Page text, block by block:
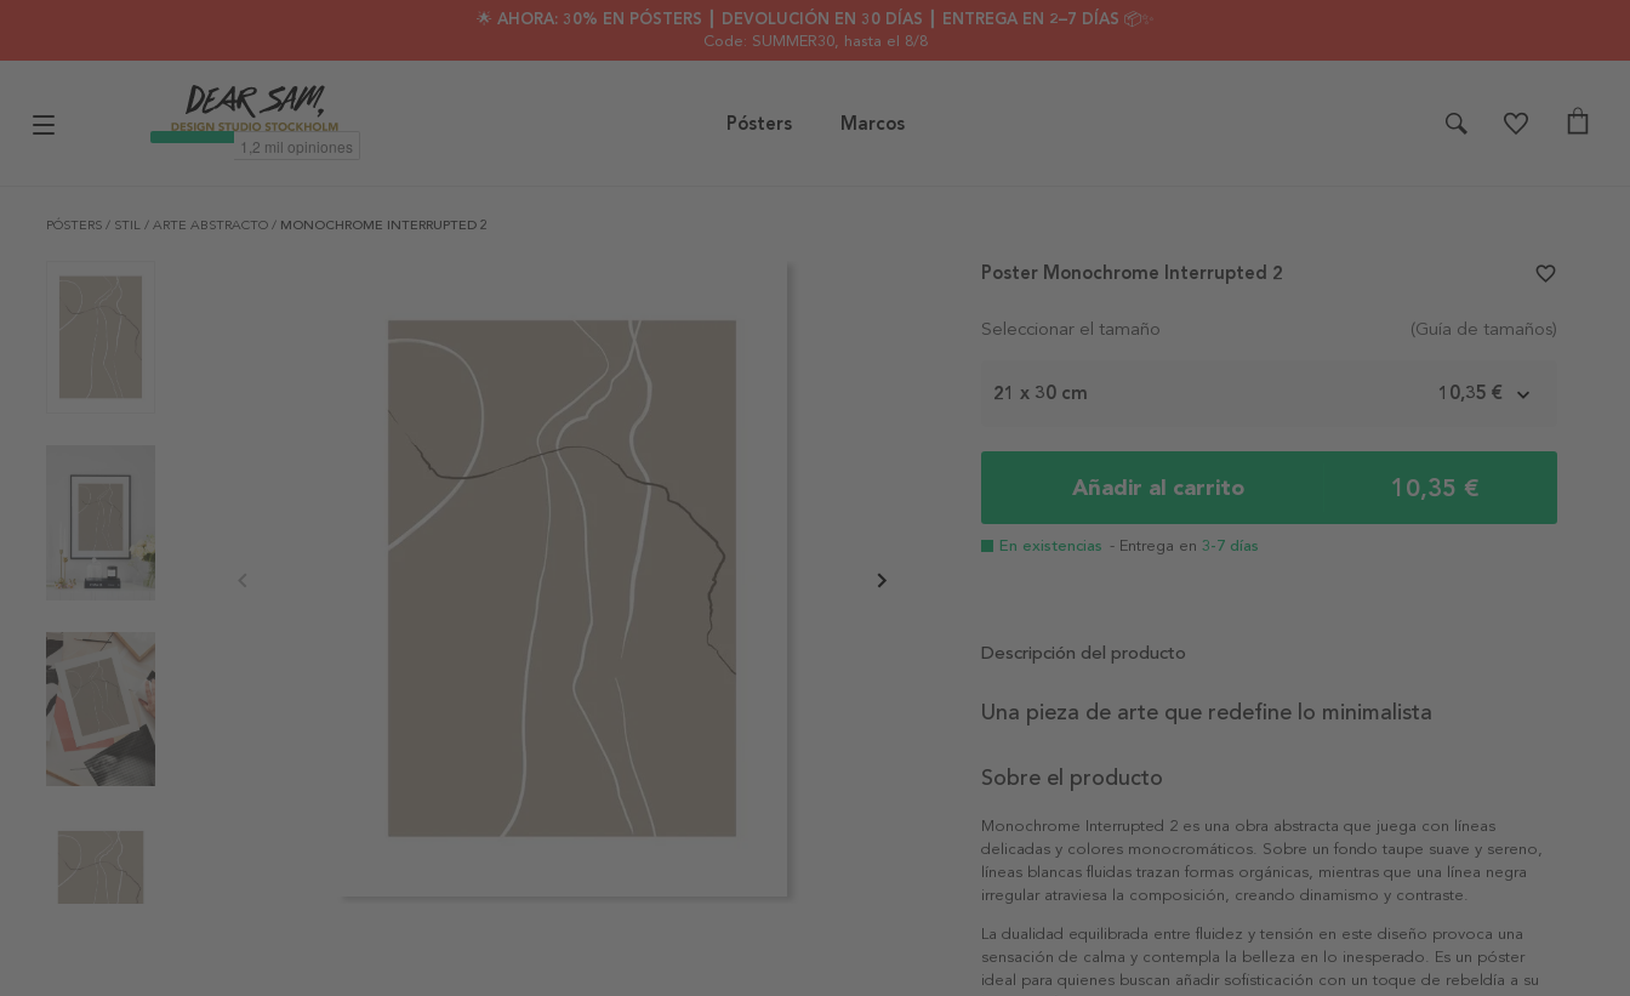
🌟 AHORA: 30% EN PÓSTERS ┃ DEVOLUCIÓN EN 30 DÍAS ┃ ENTREGA EN 2–7 DÍAS 📦✨
Code: SUMMER30, hasta el 8/8
Pósters Marcos
PÓSTERS / STIL / ARTE ABSTRACTO / MONOCHROME INTERRUPTED 2
Seleccionar el tamaño (Guía de tamaños)
21 x 30 cm 10,35 €
Añadir al carrito 10,35 €
En existencias - Entrega en 3-7 días
Poster Monochrome Interrupted 2 favorite_border
Descripción del producto
Una pieza de arte que redefine lo minimalista
Sobre el producto
Monochrome Interrupted 2 es una obra abstracta que juega con líneas
delicadas y colores monocromáticos. Sobre un fondo taupe suave y sereno,
líneas blancas fluidas trazan formas orgánicas, mientras que una línea negra
irregular atraviesa la composición, creando dinamismo y contraste.
La dualidad equilibrada entre fluidez y tensión en este diseño provoca una
sensación de calma y contempla la belleza en lo inesperado. Es un póster
ideal para quienes buscan añadir sofisticación con un toque de rebeldía a su